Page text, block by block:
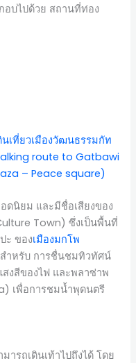
อบไปด้วย สถานที่ท่อง
นเที่ยวเมืองวัฒนธรรมกัท
route to Gatbawi
– Peace square)
ดนิยม และมีชื่อเสียงของ
Town) ซึ่งเป็นพื้นที่
ะ ของเมืองมกโพ
ำหรับ การชื่นชมทิวทัศน์
งสีของไฟ และพลาซ่าพ
เพื่อการชมน้ำพุดนตรี
ารถเดินเท้าไปถึงได้ โดย